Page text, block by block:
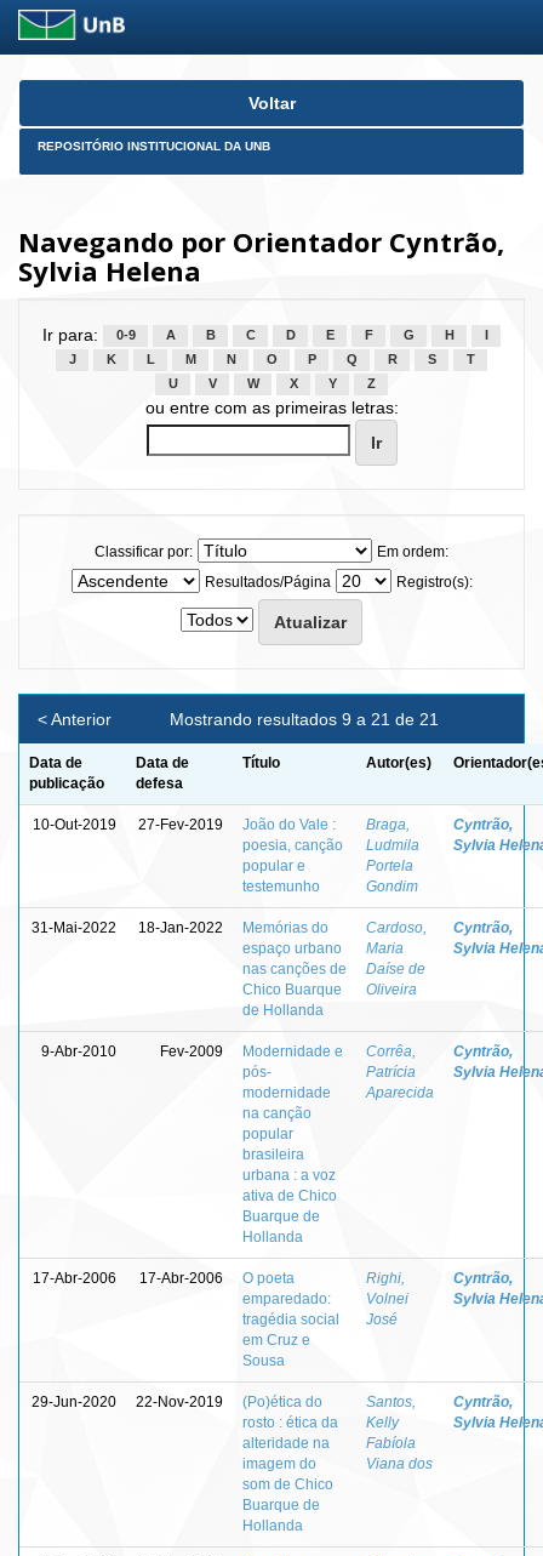
Skip
Voltar
REPOSITÓRIO INSTITUCIONAL DA UNB
Navegando por Orientador Cyntrão,
Sylvia Helena
Ir para: 0-9 A B C D E F G H
J
K L M N O P Q R S
T
U
V W X Y Z
ou entre com as primeiras letras:
Classificar por:
Em ordem:
Resultados/Página
Registro(s):
Mostrando resultados 9 a 21 de 21
< Anterior
Data de
publicação
Data de
defesa
Título Autor(es)
10-Out-2019 27-Fev-2019
João do Vale :
poesia, canção
popular e
testemunho
Braga,
Ludmila
Portela
Gondim
Cyntrão,
Sylvia
31-Mai-2022 18-Jan-2022
Memórias do
espaço urbano
nas canções de
Chico Buarque
de Hollanda
Cardoso,
Maria
Daíse de
Oliveira
Cyntrão,
Sylvia
9-Abr-2010 Fev-2009
Modernidade e
pós-
modernidade
na canção
popular
brasileira
urbana : a voz
ativa de Chico
Buarque de
Hollanda
Corrêa,
Patrícia
Aparecida
Cyntrão,
Sylvia
17-Abr-2006 17-Abr-2006
O poeta
emparedado:
tragédia social
em Cruz e
Sousa
Righi,
Volnei
José
Cyntrão,
Sylvia
29-Jun-2020 22-Nov-2019
(Po)ética do
rosto : ética da
alteridade na
imagem do
som de Chico
Buarque de
Hollanda
Santos,
Kelly
Fabíola
Viana dos
Cyntrão,
Sylvia